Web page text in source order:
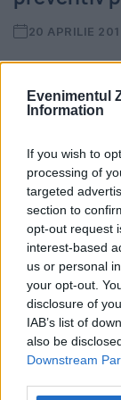
Evenimentul
Information
If you wish to
processing of
targeted
section to
opt-out request
interest-based
us or personal
your opt-out.
disclosure of
IAB’s list of
also be
Downstream
20 APRILIE
Direcția
Vâlcov,
de Înalta